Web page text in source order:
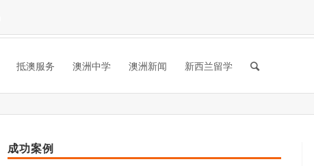
抵澳服务 澳洲中学 澳洲新闻 新西兰留学
成功案例